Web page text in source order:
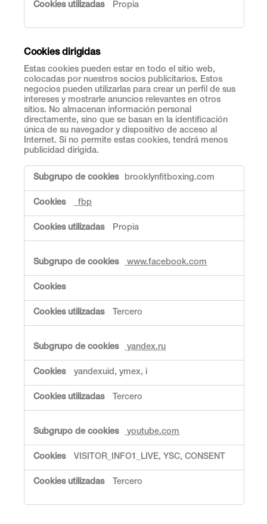
s
r
c
t
a
m
e
n
t
e
n
i
Propia
Cookies dirigidas
Estas cookies pueden estar en todo el sitio web,
colocadas por nuestros socios publicitarios. Estos
negocios pueden utilizarlas para crear un perfil de sus
intereses y mostrarle anuncios relevantes en otros
sitios. No almacenan información personal
directamente, sino que se basan en la identificación
única de su navegador y dispositivo de acceso al
Internet. Si no permite estas cookies, tendrá menos
publicidad dirigida.
o
i
s
brooklynfitboxing.com
_fbp
Propia
www.facebook.com
Tercero
yandex.ru
yandexuid, ymex, i
Tercero
youtube.com
VISITOR_INFO1_LIVE, YSC, CONSENT
Tercero